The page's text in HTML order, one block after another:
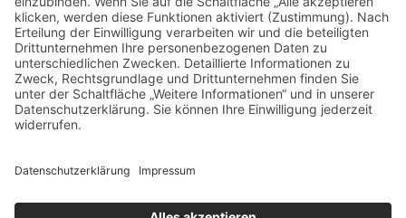
*Im Sinne der Kleinunternehmerregelung nach § 19 UStG
enthalten die ausgewiesenen Preise keine Umsatzsteuer.